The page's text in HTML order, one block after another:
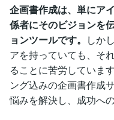
企画書作成は、単にア
係者にそのビジョンを
ョンツールです。 しか
アを持っていても、そ
ることに苦労していま
ング込みの企画書作成
悩みを解決し、成功へ